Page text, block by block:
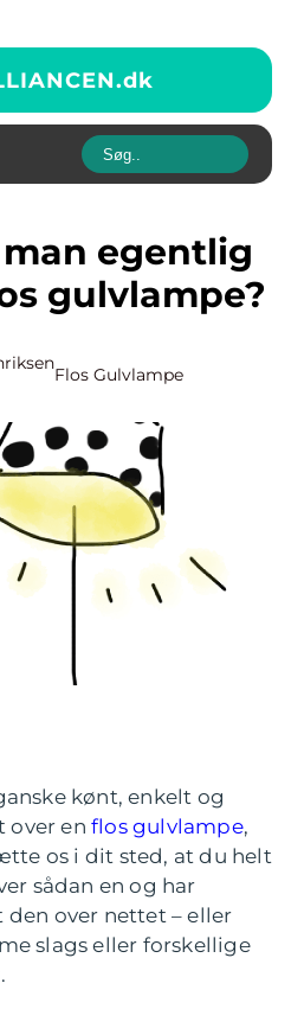
dk
gulvlampe?
Flos Gulvlampe
kønt, enkelt og
over en flos gulvlampe,
os i dit sted, at du helt
sådan en og har
over nettet – eller
slags eller forskellige